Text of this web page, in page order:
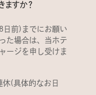
すか？
日前)までにお願い
た場合は、当ホテ
ージを申し受けま
(具体的なお日